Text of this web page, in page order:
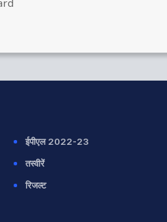
ईपीएल 2022-23
तस्वीरें
रिजल्ट